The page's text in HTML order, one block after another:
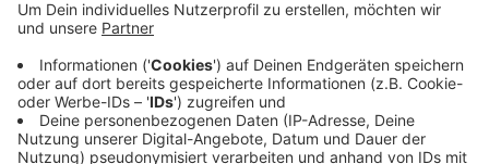
Anzeige
Das teilten die CDU-Landtagsmitglieder Guido Déus
und Christos Katzidis mit. Zuvor wurde bekannt, dass
auch der Rhein-Sieg-Kreis Geld aus dem